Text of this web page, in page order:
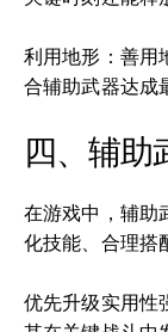
利用地形：善用
合辅助武器达成
四、辅助
在游戏中，辅助
化技能、合理搭
优先升级实用性